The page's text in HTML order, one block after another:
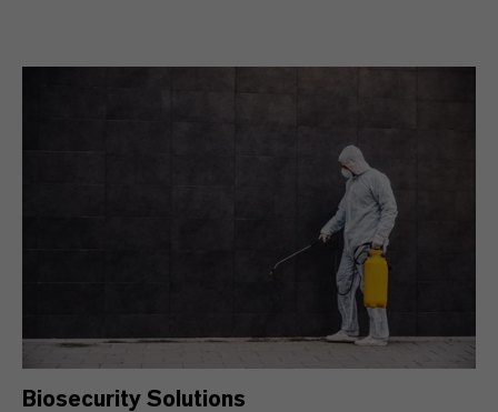
Biosecurity Solutions